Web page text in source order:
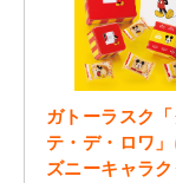
ガトーラスク
テ・デ・ロワ
ズニーキャラ